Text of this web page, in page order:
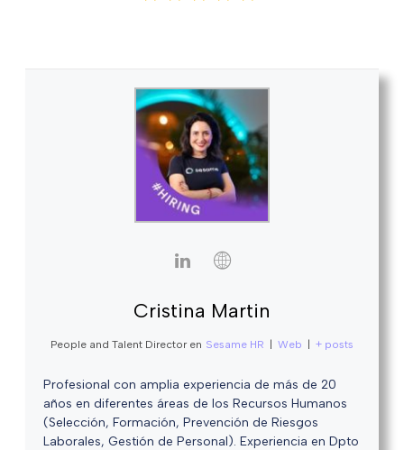
Cristina Martin
People and Talent Director en Sesame HR | Web | + posts
Profesional con amplia experiencia de más de 20
años en diferentes áreas de los Recursos Humanos
(Selección, Formación, Prevención de Riesgos
Laborales, Gestión de Personal). Experiencia en Dpto